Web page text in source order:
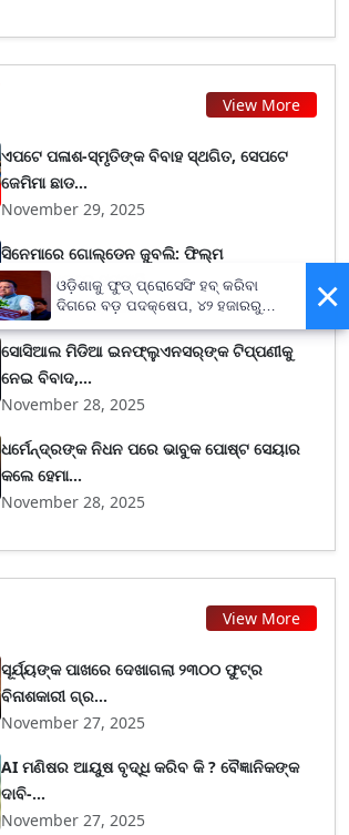
View More
ଏପଟେ ପଳାଶ-ସ୍ମୃତିଙ୍କ ବିବାହ ସ୍ଥଗିତ, ସେପଟେ
ଜେମିମା ଛାଡ...
November 29, 2025
ସିନେମାରେ ଗୋଲ୍ଡେନ ଜୁବଲି: ଫିଲ୍ମ
ଫେଷ୍ଟିଭାଲରେ ସମ୍ମାନି...
November 28, 2025
ସୋସିଆଲ ମିଡିଆ ଇନଫ୍ଲୁଏନସର୍‌ଙ୍କ ଟିପ୍ପଣୀକୁ
ନେଇ ବିବାଦ,...
November 28, 2025
ଧର୍ମେନ୍ଦ୍ରଙ୍କ ନିଧନ ପରେ ଭାବୁକ ପୋଷ୍ଟ ସେୟାର
କଲେ ହେମା...
November 28, 2025
View More
ସୂର୍ଯ୍ୟଙ୍କ ପାଖରେ ଦେଖାଗଲା ୨୩୦୦ ଫୁଟ୍‌ର
ବିନାଶକାରୀ ଗ୍ର...
November 27, 2025
AI ମଣିଷର ଆୟୁଷ ବୃଦ୍ଧି କରିବ କି ? ବୈଜ୍ଞାନିକଙ୍କ
ଦାବି-...
November 27, 2025
×
ଓଡ଼ିଶାକୁ ଫୁଡ୍ ପ୍ରୋସେସିଂ ହବ୍ କରିବା
ଦିଗରେ ବଡ଼ ପଦକ୍ଷେପ, ୪୨ ହଜାରରୁ